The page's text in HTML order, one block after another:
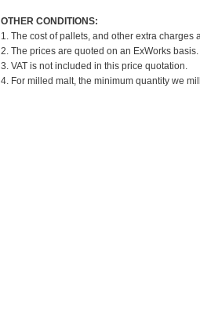
OTHER CONDITIONS:
1. The cost of pallets, and other extra
2. The prices are quoted on an ExWorks
3. VAT is not included in this price quotation.
4. For milled malt, the minimum quantity we